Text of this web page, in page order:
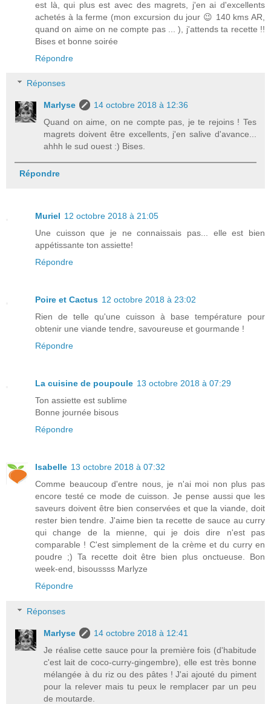
est là, qui plus est avec des magrets, j'en ai d'excellents
achetés à la ferme (mon excursion du jour 😉 140 kms AR,
quand on aime on ne compte pas ... ), j'attends ta recette !!
Bises et bonne soirée
Répondre
Réponses
Marlyse
14 octobre 2018 à 12:36
Quand on aime, on ne compte pas, je te rejoins ! Tes
magrets doivent être excellents, j'en salive d'avance...
ahhh le sud ouest :) Bises.
Répondre
Muriel 12 octobre 2018 à 21:05
Une cuisson que je ne connaissais pas... elle est bien
appétissante ton assiette!
Répondre
Poire et Cactus 12 octobre 2018 à 23:02
Rien de telle qu'une cuisson à base température pour
obtenir une viande tendre, savoureuse et gourmande !
Répondre
La cuisine de poupoule 13 octobre 2018 à 07:29
Ton assiette est sublime
Bonne journée bisous
Répondre
Isabelle 13 octobre 2018 à 07:32
Comme beaucoup d'entre nous, je n'ai moi non plus pas
encore testé ce mode de cuisson. Je pense aussi que les
saveurs doivent être bien conservées et que la viande, doit
rester bien tendre. J'aime bien ta recette de sauce au curry
qui change de la mienne, qui je dois dire n'est pas
comparable ! C'est simplement de la crème et du curry en
poudre ;) Ta recette doit être bien plus onctueuse. Bon
week-end, bisoussss Marlyze
Répondre
Réponses
Marlyse
14 octobre 2018 à 12:41
Je réalise cette sauce pour la première fois (d'habitude
c'est lait de coco-curry-gingembre), elle est très bonne
mélangée à du riz ou des pâtes ! J'ai ajouté du piment
pour la relever mais tu peux le remplacer par un peu
de moutarde.